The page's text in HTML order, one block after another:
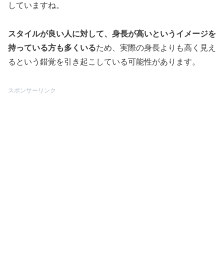
していますね。
スタイルが良い人に対して、身長が高いというイメージを
持っている方も多くいるため、実際の身長よりも高く見え
るという錯覚を引き起こしている可能性があります。
スポンサーリンク